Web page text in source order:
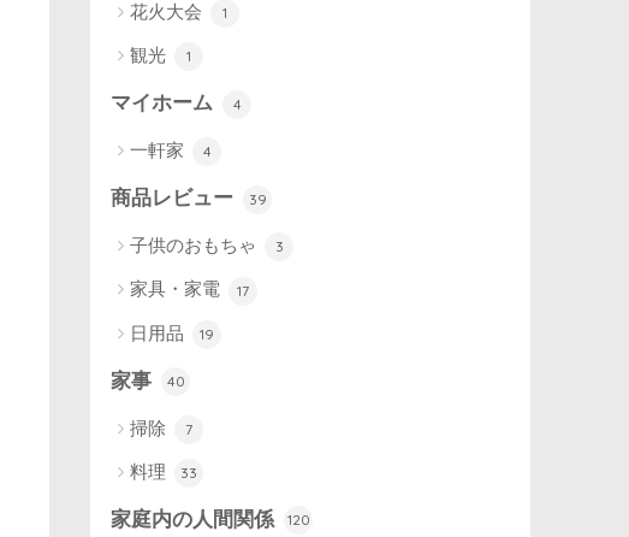
花火大会 1
観光 1
マイホーム 4
一軒家 4
商品レビュー 39
子供のおもちゃ 3
家具・家電 17
日用品 19
家事 40
掃除 7
料理 33
家庭内の人間関係 120